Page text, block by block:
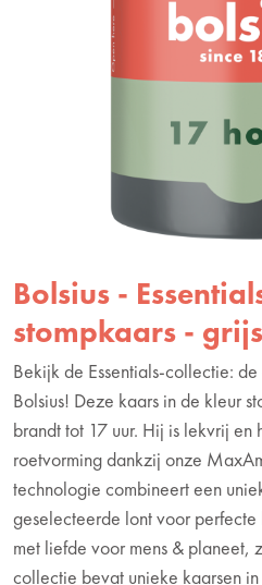
Bolsius -
stompkaars -
Bekijk de Essentials-collectie:
Bolsius! Deze kaars in de kleur
brandt tot 17 uur. Hij is lekvrij en
roetvorming dankzij onze
technologie combineert een
geselecteerde lont voor
met liefde voor mens & planeet,
collectie bevat unieke kaarsen